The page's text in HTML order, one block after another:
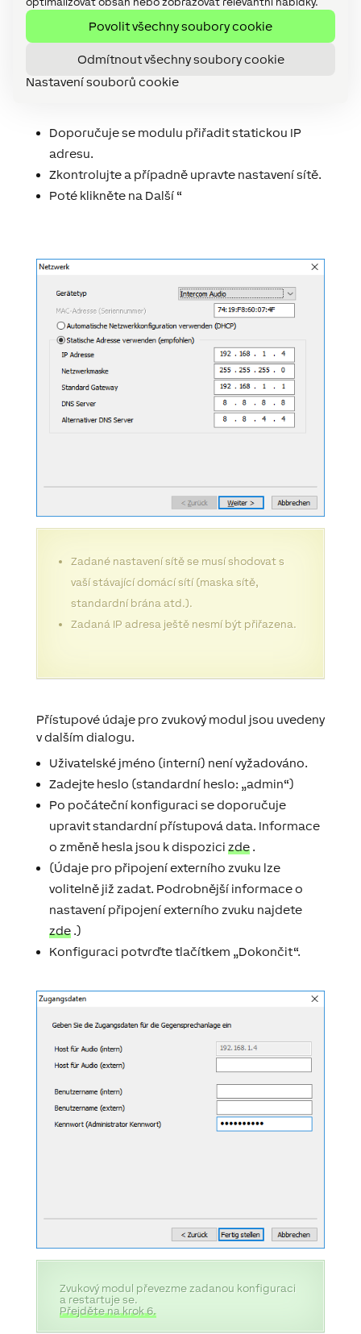
Povolit všechny soubory cookie
Odmítnout všechny soubory cookie
Nastavení souborů cookie
Poté se otevře konfigurační dialog pro zvukový
Doporučuje se modulu přiřadit statickou IP
adresu.
Zkontrolujte a případně upravte nastavení sítě.
Poté klikněte na Další “
Zadané nastavení sítě se musí shodovat s
vaší stávající domácí sítí (maska ​​sítě,
standardní brána atd.).
Zadaná IP adresa ještě nesmí být přiřazena.
Přístupové údaje pro zvukový modul jsou uvedeny
v dalším dialogu.
Uživatelské jméno (interní) není vyžadováno.
Zadejte heslo (standardní heslo: „admin“)
Po počáteční konfiguraci se doporučuje
upravit standardní přístupová data. Informace
o změně hesla jsou k dispozici zde.
(Údaje pro připojení externího zvuku lze
volitelně již zadat. Podrobnější informaceo
nastavení připojení externího zvuku najdete
zde.)
Konfiguraci potvrďte tlačítkem „Dokončit“.
Zvukový modul převezme zadanou konfiguraci
a restartuje se.
Přejděte na krok 6.